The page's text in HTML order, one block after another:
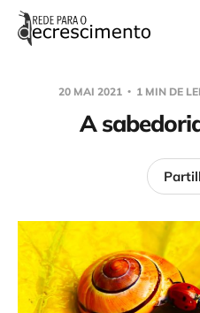
20 MAI 2021 1 MIN DE
A